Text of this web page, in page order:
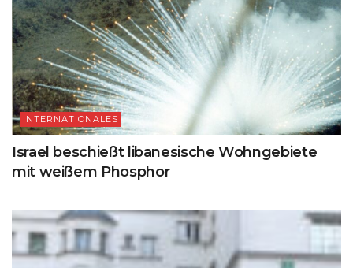
INTERNATIONALES
Israel beschießt libanesische Wohngebiete
mit weißem Phosphor